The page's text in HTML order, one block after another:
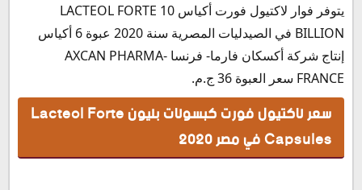
يتوفر فوار لاكتيول فورت أكياس LACTEOL FORTE 10
BILLION في الصيدليات المصرية سنة 2020 عبوة 6 أكياس
إنتاج شركة أكسكان فارما- فرنسا AXCAN PHARMA-
FRANCE سعر العبوة 36 ج.م.
سعر لاكتيول فورت كبسولات بليون Lacteol Forte
Capsules في مصر 2020